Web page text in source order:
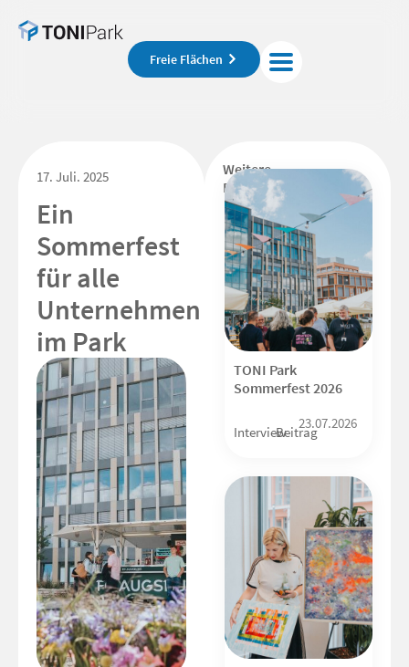
Freie Flächen
17. Juli. 2025
Ein
Sommerfest
für alle
Unternehmen
im Park
Weitere
Beiträge
TONI Park
Sommerfest 2026
InterviewBeitrag
23.07.2026